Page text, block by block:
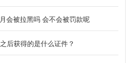
会被拉黑吗 会不会被罚款呢
后获得的是什么证件？